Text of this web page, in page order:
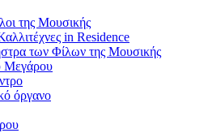
της Μουσικής
in Residence
των Φίλων της Μουσικής
Μεγάρου
όργανο